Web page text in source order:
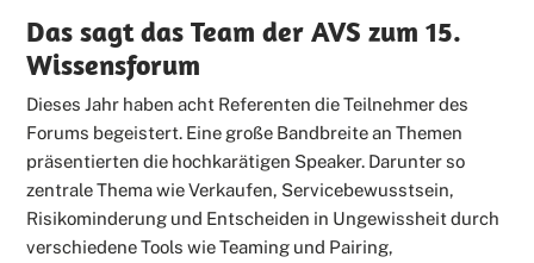
Das sagt das Team der AVS zum 15.
Wissensforum
Dieses Jahr haben acht Referenten die Teilnehmer des
Forums begeistert. Eine große Bandbreite an Themen
präsentierten die hochkarätigen Speaker. Darunter so
zentrale Thema wie Verkaufen, Servicebewusstsein,
Risikominderung und Entscheiden in Ungewissheit durch
verschiedene Tools wie Teaming und Pairing,